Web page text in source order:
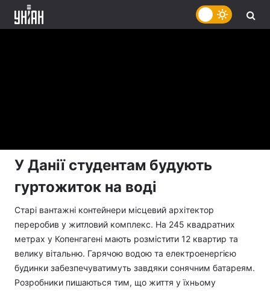
У Данії студентам будують
гуртожиток на воді
Старі вантажні контейнери місцевий архітектор
переробив у житловий комплекс. На 245 квадратних
метрах у Копенгагені мають розмістити 12 квартир та
велику вітальню. Гарячою водою та електроенергією
будинки забезпечуватимуть завдяки сонячним батареям.
Розробники пишаються тим, що життя у їхньому